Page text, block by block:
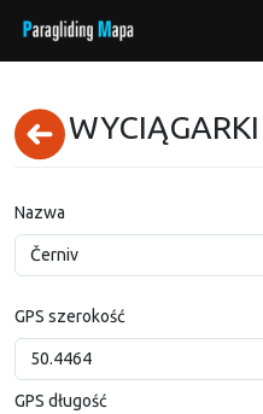
Nazwa
GPS szerokość
GPS długość